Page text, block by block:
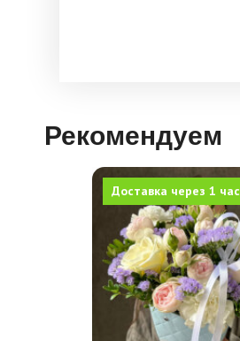
Рекомендуем
Доставка через 1 час